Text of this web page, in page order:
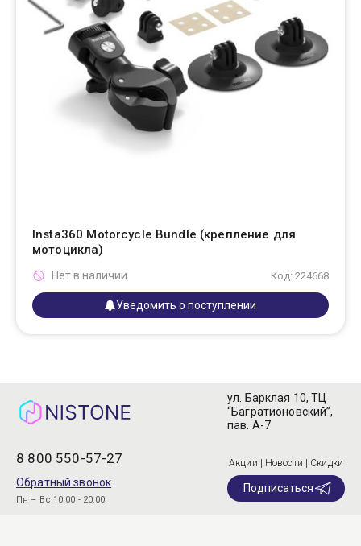
Insta360 Motorcycle Bundle (крепление для
мотоцикла)
Код: 224668
Нет в наличии
Уведомить о поступлении
8 800 550-57-27
Обратный звонок
Пн – Вс 10:00 - 20:00
ул. Барклая 10, ТЦ
“Багратионовский”,
пав. А-7
Акции | Новости | Скидки
Подписаться